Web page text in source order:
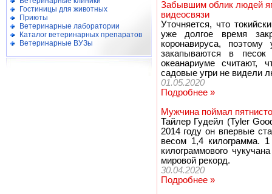
Гостиницы для животных
Приюты
Ветеринарные лаборатории
Каталог ветеринарных препаратов
Ветеринарные ВУЗы
Забывшим облик людей
видеосвязи
Уточняется, что
уже долгое время
коронавируса,
закапываются в
океанариуме считают,
садовые угри не видели
01.05.2020
Подробнее »
Мужчина поймал
Тайлер Гудейл (Tyler
2014 году он впервые
весом 1,4 килограмма.
килограммового
мировой рекорд.
30.04.2020
Подробнее »